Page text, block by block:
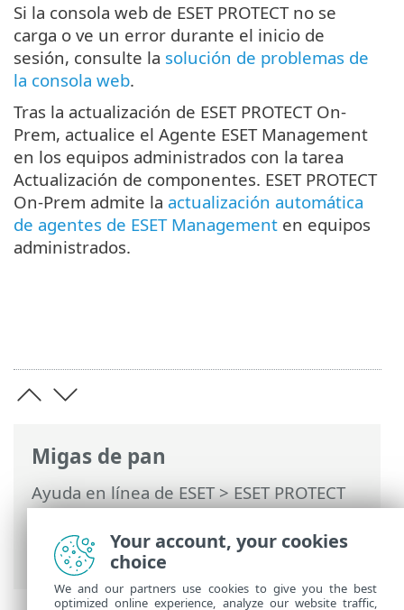
Migas de pan
Ayuda en línea de ESET>ESET PROTECT
On-Prem>Actualizar> Use el instalador
todo en uno de ESET PROTECT On-Prem
13.0 para la actualización
Si la consola web de ESET PROTECT no se
carga o ve un error durante el inicio de
sesión, consulte la solución de problemas de
la consola web.
Tras la actualización de ESET PROTECT On-
Prem, actualice el Agente ESET Management
en los equipos administrados con la tarea
Actualización de componentes. ESET PROTECT
On-Prem admite la actualización automática
de agentes de ESET Management en equipos
administrados.
Your account, your cookies
choice
We and our partners use cookies to give you the best
optimized online experience, analyze our website traffic,